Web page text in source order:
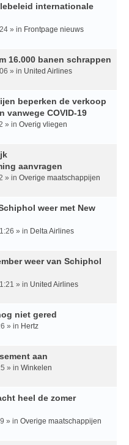
internationale
» in Frontpage nieuws
16.000 banen schrappen
» in United Airlines
beperken de verkoop
vanwege COVID-19
» in Overig vliegen
aanvragen
» in Overige maatschappijen
weer met New
» in Delta Airlines
weer van Schiphol
» in United Airlines
niet gered
» in Hertz
aan
» in Winkelen
heel de zomer
» in Overige maatschappijen